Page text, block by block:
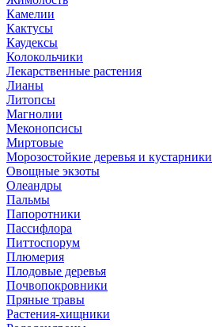
Камелии
Кактусы
Каудексы
Колокольчики
Лекарственные растения
Лианы
Литопсы
Магнолии
Меконопсисы
Миртовые
Морозостойкие деревья и кустарники
Овощные экзоты
Олеандры
Пальмы
Папоротники
Пассифлора
Питтоспорум
Плюмерия
Плодовые деревья
Почвопокровники
Пряные травы
Растения-хищники